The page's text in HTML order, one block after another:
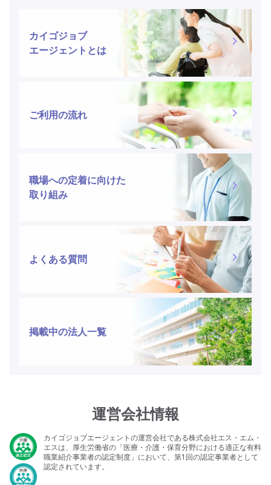
カイゴジョブ
エージェントとは
ご利用の流れ
職場への定着に向けた
取り組み
よくある質問
掲載中の法人一覧
運営会社情報
カイゴジョブエージェントの運営会社である株式会社エス・エム・
エスは、厚生労働省の「医療・介護・保育分野における適正な有料
職業紹介事業者の認定制度」において、第1回の認定事業者として
認定されています。